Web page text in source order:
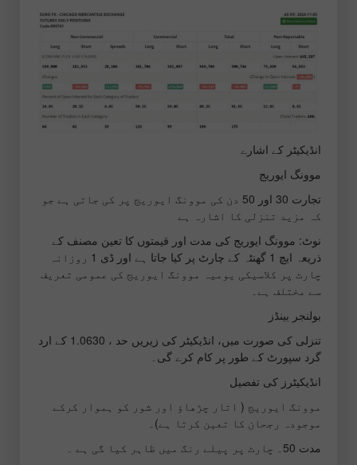
انڈیکیٹر کے اشارے
موونگ ایوریج
تجارت 30 اور 50 دن کی موونگ ایوریج پر کی جاتی ہے جو
کہ مزید تنزلی کا اشارہ ہے
نوٹ: موونگ ایوریج کی مدت اور قیمتوں کا تعین مصنف کے
ذریعہ ایچ 1 گھنٹہ کے چارٹ پر کیا جاتا ہے اور ڈی 1 روزانہ
چارٹ پر کلاسیکی یومیہ موونگ ایوریج کی عمومی تعریف
سے مختلف ہے۔
بولنجر بینڈز
تنزلی کی صورت میں، انڈیکیٹر کی زیریں حد ، 1.0630 کے ارد
گرد سپورٹ کے طور پر کام کرے گی۔
انڈیکیٹرز کی تفصیل
موونگ ایوریج ( اتار چڑھاؤ اور شور کو ہموار کرکے
موجودہ رجحان کا تعین کرتا ہے)۔
مدت 50۔ چارٹ پر پیلے رنگ میں ظاہر کیا گی ہے ۔